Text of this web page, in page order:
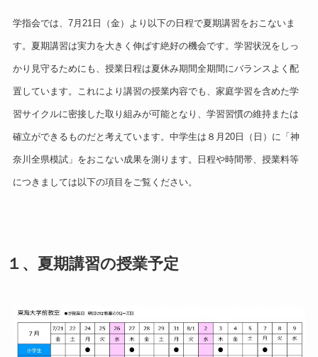
学指会では、7月21日（金）より以下の日程で夏期講習をおこないま
す。夏期講習は実力を大きく伸ばす絶好の機会です。学習状況をしっ
かり見守るためにも、授業日程は夏休み期間全期間にバランスよく配
置しています。これにより講習の授業内容でも、家庭学習を含めた学
習サイクルに密接した取り組みが可能となり、学習習慣の維持または
確立ができるものだと考えています。中学生は８月20日（日）に「神
奈川全県模試」をおこない成果を測ります。日程や時間帯、授業料等
につきましては以下の項目をご覧ください。
１、夏期講習の授業予定